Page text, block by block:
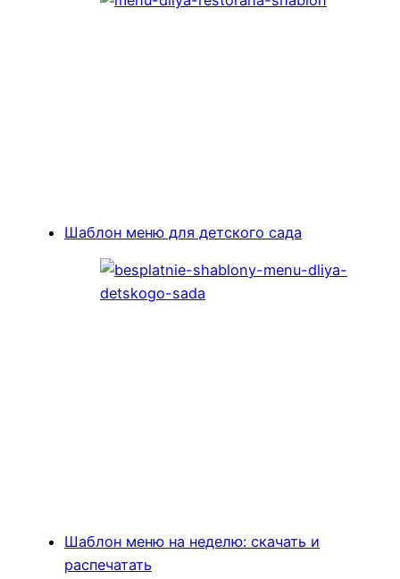
Шаблон меню для детского сада
Шаблон меню на неделю: скачать и
распечатать